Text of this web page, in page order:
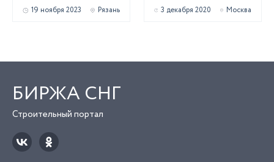
19 ноября 2023 Рязань 3 декабря 2020 Москва
БИРЖА СНГ
Строительный портал